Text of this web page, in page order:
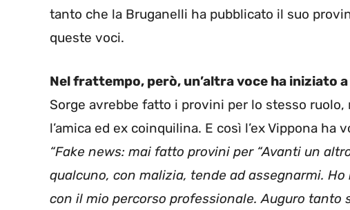
tanto che la Bruganelli ha pubblicato il suo
queste voci.
Nel frattempo, però, un’altra voce ha iniziato
Sorge avrebbe fatto i provini per lo stesso
l’amica ed ex coinquilina. E così l’ex Vippona
“Fake news: mai fatto provini per “Avanti un
qualcuno, con malizia, tende ad assegnarmi.
con il mio percorso professionale. Auguro tanto